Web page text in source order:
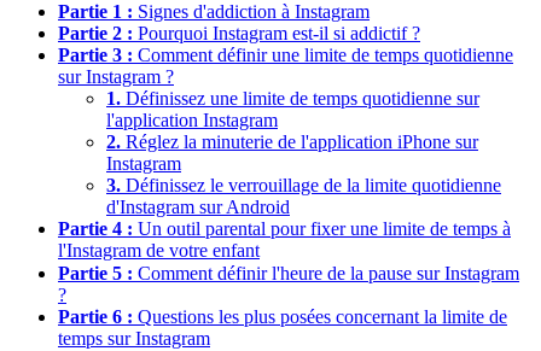
Partie 1 : Signes d'addiction à Instagram
Partie 2 : Pourquoi Instagram est-il si addictif ?
Partie 3 : Comment définir une limite de temps quotidienne
sur Instagram ?
1. Définissez une limite de temps quotidienne sur
l'application Instagram
2. Réglez la minuterie de l'application iPhone sur
Instagram
3. Définissez le verrouillage de la limite quotidienne
d'Instagram sur Android
Partie 4 : Un outil parental pour fixer une limite de temps à
l'Instagram de votre enfant
Partie 5 : Comment définir l'heure de la pause sur Instagram
?
Partie 6 : Questions les plus posées concernant la limite de
temps sur Instagram